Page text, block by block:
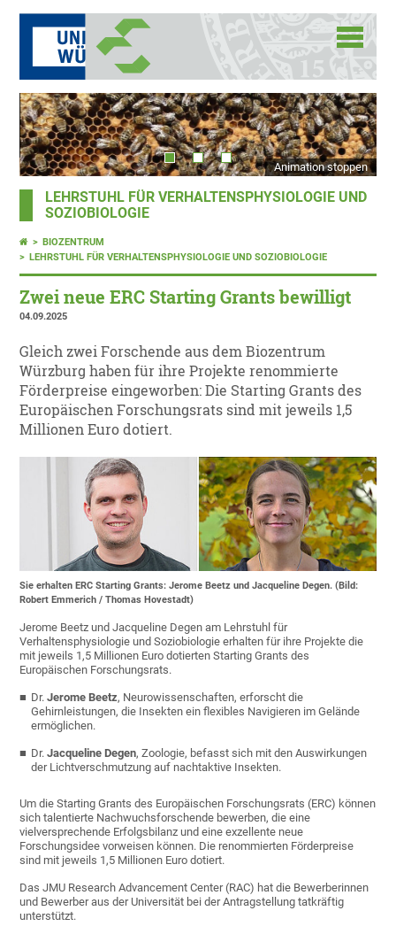
Animation stoppen
LEHRSTUHL FÜR VERHALTENSPHYSIOLOGIE UND
SOZIOBIOLOGIE
BIOZENTRUM
LEHRSTUHL FÜR VERHALTENSPHYSIOLOGIE UND SOZIOBIOLOGIE
Zwei neue ERC Starting Grants bewilligt
04.09.2025
Gleich zwei Forschende aus dem Biozentrum
Würzburg haben für ihre Projekte renommierte
Förderpreise eingeworben: Die Starting Grants des
Europäischen Forschungsrats sind mit jeweils 1,5
Millionen Euro dotiert.
Sie erhalten ERC Starting Grants: Jerome Beetz und Jacqueline Degen. (Bild:
Robert Emmerich / Thomas Hovestadt)
Jerome Beetz und Jacqueline Degen am Lehrstuhl für
Verhaltensphysiologie und Soziobiologie erhalten für ihre Projekte die
mit jeweils 1,5 Millionen Euro dotierten Starting Grants des
Europäischen Forschungsrats.
Dr.Jerome Beetz, Neurowissenschaften, erforscht die
Gehirnleistungen, die Insekten ein flexibles Navigieren im Gelände
ermöglichen.
Dr.Jacqueline Degen, Zoologie, befasst sich mit den Auswirkungen
der Lichtverschmutzung auf nachtaktive Insekten.
Um die Starting Grants des Europäischen Forschungsrats (ERC) können
sich talentierte Nachwuchsforschende bewerben, die eine
vielversprechende Erfolgsbilanz und eine exzellente neue
Forschungsidee vorweisen können. Die renommierten Förderpreise
sind mit jeweils 1,5 Millionen Euro dotiert.
Das JMU Research Advancement Center (RAC) hat die Bewerberinnen
und Bewerber aus der Universität bei der Antragstellung tatkräftig
unterstützt.